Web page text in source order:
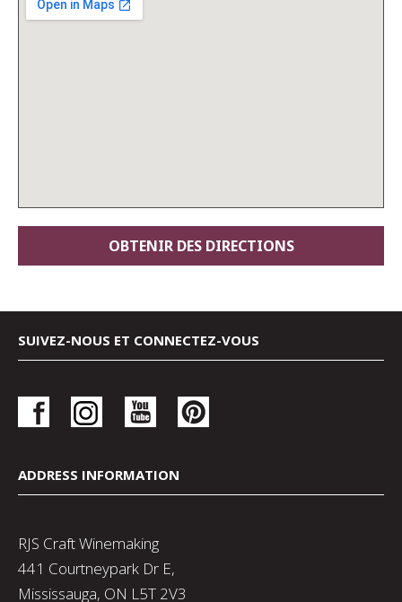
SUIVEZ-NOUS ET CONNECTEZ-VOUS
ADDRESS INFORMATION
RJS Craft Winemaking
441 Courtneypark Dr E,
Mississauga, ON L5T 2V3